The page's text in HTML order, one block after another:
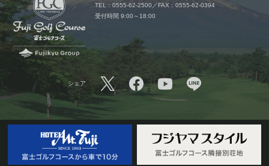
TEL：0555-62-2500／FAX：0555-62-0394
受付時間 9:00～18:00
シェア